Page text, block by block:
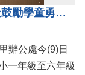
地方各界齊心支持教育 天文里獎學金鼓勵學童勇敢追夢
一年級至六年級